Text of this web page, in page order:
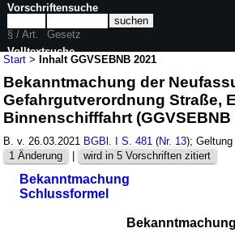
Start >Inhalt GGVSEBNB 2021
Bekanntmachung der
Gefahrgutverordnung Straße,
Binnenschifffahrt
B. v. 26.03.2021 BGBl. I S. 481 (Nr. 13); Geltung
1 Änderung
| wird in 5 Vorschriften zitiert
Bekanntmachung
Schlussformel
Bekanntmachung
Vorschriftensuche
§ / Art.
Gesetz
Volltextsuche
nur in GGVSEBNB 2021